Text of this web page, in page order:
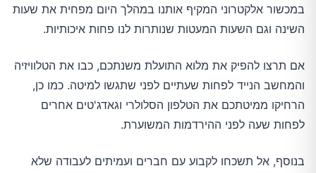
במכשור אלקטרוני המקיף אותנו במהלך היום מפחית את שעות
השינה וגם השעות המעטות שנותרות לנו פחות איכותיות.
אם תרצו להפיק את מלוא התועלת משנתכם, כבו את הטלוויזיה
והמחשב הנייד לפחות שעתיים לפני שתגשו למיטה. כמו כן,
הרחיקו ממיטתכם את הטלפון הסלולרי וגאדג'טים אחרים
לפחות שעה לפני ההירדמות המשוערת.
בנוסף, אל תשכחו לקבוע עם חברים ועמיתים לעבודה שלא